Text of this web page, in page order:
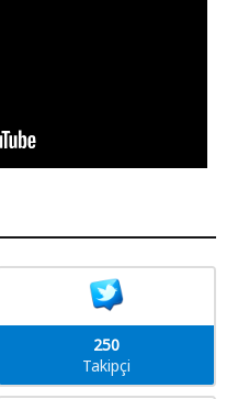
250
Takipçi